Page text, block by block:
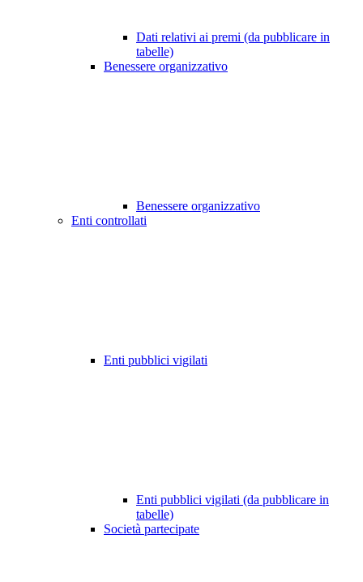
Dati relativi ai premi (da pubblicare in
tabelle)
Benessere organizzativo
Benessere organizzativo
Enti controllati
Enti pubblici vigilati
Enti pubblici vigilati (da pubblicare in
tabelle)
Società partecipate